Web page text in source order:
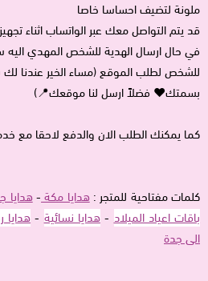
ملونة لتضيف احساسا خاصا
قد يتم التواصل معك عبر الواتساب اثناء
في حال ارسال الهدية للشخص المهدي اليه
للشخص لطلب الموقع (مساء الخير
بسمتك♥ فضلاً ارسل لنا موقعك📍)
كما يمكنك الطلب الان والدفع لاحقا مع
كلمات مفتاحية للمتجر :هدايا مكة -هدايا
باقات اعياد الميلاد -هدايا نسائية - هدايا
الى جدة